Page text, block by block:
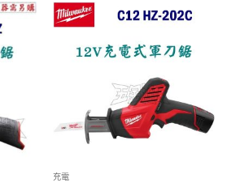
充電